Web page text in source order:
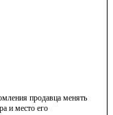
продавца менять
и место его